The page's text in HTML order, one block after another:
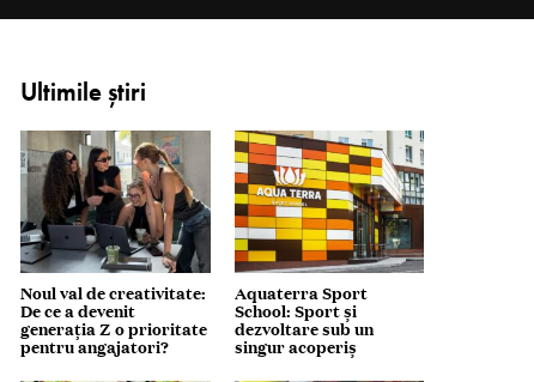
Ultimile știri
Noul val de creativitate:
De ce a devenit
generația Z o prioritate
pentru angajatori?
Aquaterra Sport
School: Sport și
dezvoltare sub un
singur acoperiș